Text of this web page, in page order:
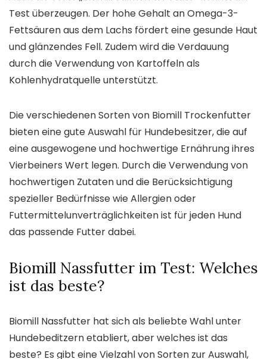
Test überzeugen. Der hohe Gehalt an Omega-3-
Fettsäuren aus dem Lachs fördert eine gesunde Haut
und glänzendes Fell. Zudem wird die Verdauung
durch die Verwendung von Kartoffeln als
Kohlenhydratquelle unterstützt.
Die verschiedenen Sorten von Biomill Trockenfutter
bieten eine gute Auswahl für Hundebesitzer, die auf
eine ausgewogene und hochwertige Ernährung ihres
Vierbeiners Wert legen. Durch die Verwendung von
hochwertigen Zutaten und die Berücksichtigung
spezieller Bedürfnisse wie Allergien oder
Futtermittelunverträglichkeiten ist für jeden Hund
das passende Futter dabei.
Biomill Nassfutter im Test: Welches
ist das beste?
Biomill Nassfutter hat sich als beliebte Wahl unter
Hundebeditzern etabliert, aber welches ist das
beste? Es gibt eine Vielzahl von Sorten zur Auswahl,